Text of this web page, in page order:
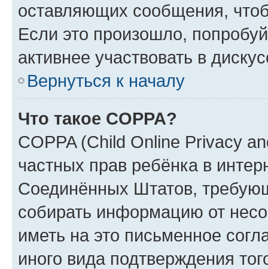
оставляющих сообщения,
Если это произошло,
активнее участвовать в
Вернуться к началу
Что такое COPPA?
COPPA (Child Online Privacy
частных прав ребёнка в
Соединённых Штатов,
собирать информацию от
иметь на это письменное
иного вида подтверждения